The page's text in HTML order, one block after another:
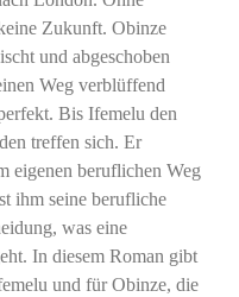
Zukunft. Obinze
und abgeschoben
Weg verblüffend
Bis Ifemelu den
treffen sich. Er
eigenen beruflichen Weg
ihm seine berufliche
was eine
In diesem Roman gibt
und für Obinze, die